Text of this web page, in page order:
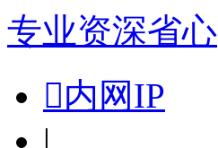
专业资深省心
内网IP